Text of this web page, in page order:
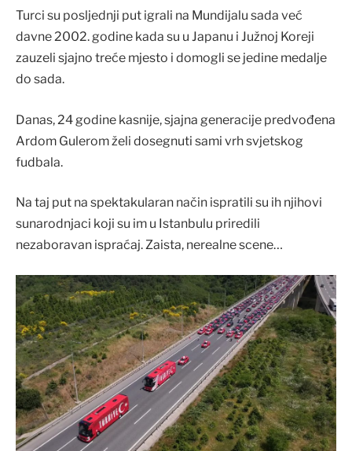
Turci su posljednji put igrali na Mundijalu sada već
davne 2002. godine kada su u Japanu i Južnoj Koreji
zauzeli sjajno treće mjesto i domogli se jedine medalje
do sada.
Danas, 24 godine kasnije, sjajna generacije predvođena
Ardom Gulerom želi dosegnuti sami vrh svjetskog
fudbala.
Na taj put na spektakularan način ispratili su ih njihovi
sunarodnjaci koji su im u Istanbulu priredili
nezaboravan ispraćaj. Zaista, nerealne scene…